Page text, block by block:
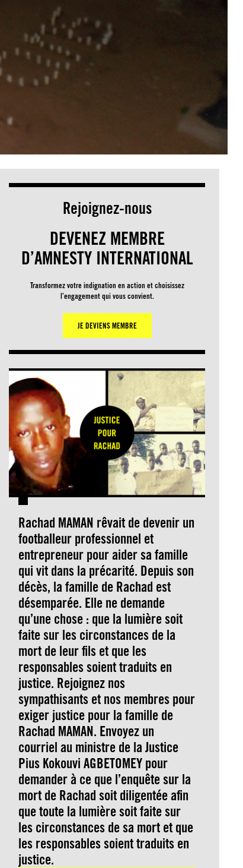
Rejoignez-nous
DEVENEZ MEMBRE
D’AMNESTY INTERNATIONAL
Transformez votre indignation en action et choisissez
l’engagement qui vous convient.
JE DEVIENS MEMBRE
Rachad MAMAN rêvait de devenir un
footballeur professionnel et
entrepreneur pour aider sa famille
qui vit dans la précarité. Depuis son
décès, la famille de Rachad est
désemparée. Elle ne demande
qu’une chose : que la lumière soit
faite sur les circonstances de la
mort de leur fils et que les
responsables soient traduits en
justice. Rejoignez nos
sympathisants et nos membres pour
exiger justice pour la famille de
Rachad MAMAN. Envoyez un
courriel au ministre de la Justice
Pius Kokouvi AGBETOMEY pour
demander à ce que l’enquête sur la
mort de Rachad soit diligentée afin
que toute la lumière soit faite sur
les circonstances de sa mort et que
les responsables soient traduits en
justice.